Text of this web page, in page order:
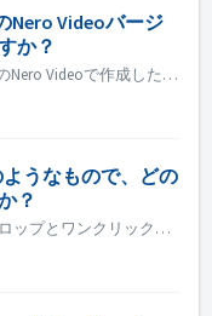
Nero Videoバージ
か？
はい。 Nero Videoは、旧バージョンのNero Videoで作成したプロジェクトを開いて編集することができます。 しかし、古い Nero Video は新しい Nero Video で作成されたプロジェクトを開くことができません。 そのため、古いプロジェクトを新しいNero Videoで開いて保存...
うなもので、どの
？
1-Click Video Story は、ドラッグ＆ドロップとワンクリックだけで、プロフェッショナルなスライドショーやムービーを快適に作成することができます。Nero 2019 からは、Nero Start のドロップゾーンや Nero Video のドロップゾーンからこの機能にアクセスできるようになりました...